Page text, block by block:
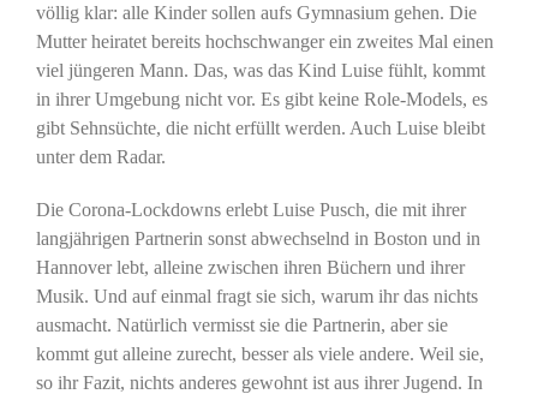
völlig klar: alle Kinder sollen aufs Gymnasium gehen. Die
Mutter heiratet bereits hochschwanger ein zweites Mal einen
viel jüngeren Mann. Das, was das Kind Luise fühlt, kommt
in ihrer Umgebung nicht vor. Es gibt keine Role-Models, es
gibt Sehnsüchte, die nicht erfüllt werden. Auch Luise bleibt
unter dem Radar.
Die Corona-Lockdowns erlebt Luise Pusch, die mit ihrer
langjährigen Partnerin sonst abwechselnd in Boston und in
Hannover lebt, alleine zwischen ihren Büchern und ihrer
Musik. Und auf einmal fragt sie sich, warum ihr das nichts
ausmacht. Natürlich vermisst sie die Partnerin, aber sie
kommt gut alleine zurecht, besser als viele andere. Weil sie,
so ihr Fazit, nichts anderes gewohnt ist aus ihrer Jugend. In